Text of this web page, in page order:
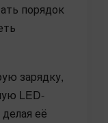
порядок
зарядку,
LED-
её